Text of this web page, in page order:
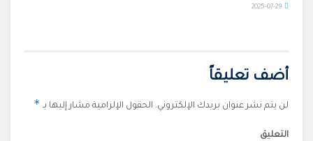
أضف تعليقاً
لن يتم نشر عنوان بريدك الإلكتروني. الحقول الإلزامية مشار إليها بـ *
التعليق